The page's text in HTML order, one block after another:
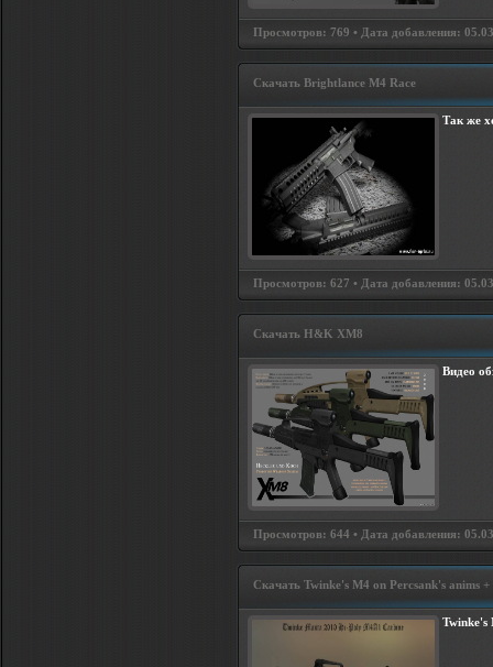
Просмотров: 769 • Дата добавления:
Скачать Brightlance M4 Race
Так же
Просмотров: 627 • Дата добавления:
Скачать H&K XM8
Видео
Просмотров: 644 • Дата добавления:
Скачать Twinke's M4 on Percsank's anims
Twinke's